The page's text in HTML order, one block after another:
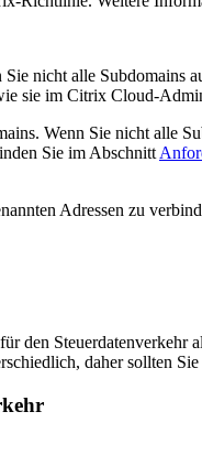
Sie nicht alle Subdomains
sie im Citrix Cloud-
Wenn Sie nicht alle
Sie im Abschnitt
Adressen zu
den
daher sollten